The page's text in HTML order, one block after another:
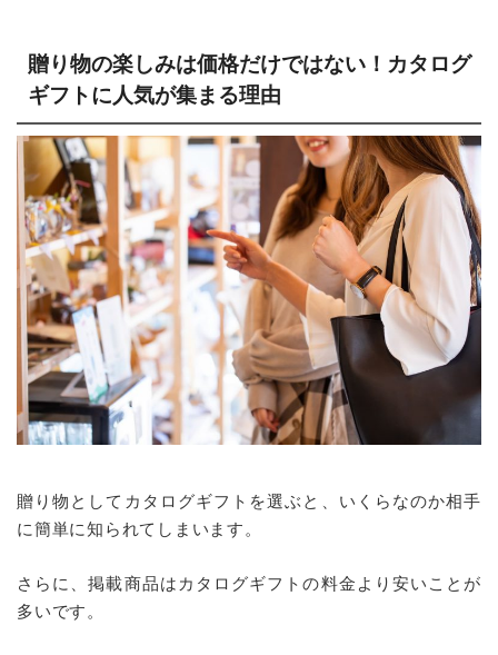
贈り物の楽しみは価格だけではない！カタログ
ギフトに人気が集まる理由
贈り物としてカタログギフトを選ぶと、いくらなのか相手
に簡単に知られてしまいます。
さらに、掲載商品はカタログギフトの料金より安いことが
多いです。